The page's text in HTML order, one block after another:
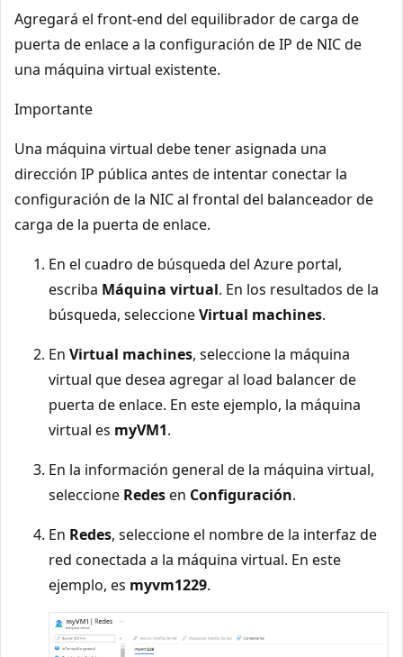
Agregará el front-end del equilibrador de carga de
puerta de enlace a la configuración de IP de NIC de
una máquina virtual existente.
Importante
Una máquina virtual debe tener asignada una
dirección IP pública antes de intentar conectar la
configuración de la NIC al frontal del balanceador de
carga de la puerta de enlace.
En el cuadro de búsqueda del Azure portal,
escriba Máquina virtual. En los resultados de la
búsqueda, seleccioneVirtual machines.
En Virtual machines, seleccione la máquina
virtual que desea agregar al load balancer de
puerta de enlace. En este ejemplo, la máquina
virtual es myVM1.
En la información general de la máquina virtual,
seleccione Redesen Configuración.
En Redes, seleccione el nombre de la interfaz de
red conectada a la máquina virtual. En este
ejemplo, es myvm1229.